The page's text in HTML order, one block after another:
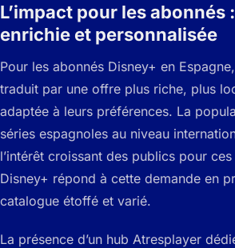
L’impact pour les abonnés
enrichie et personnalisée
Pour les abonnés Disney+ en
traduit par une offre plus riche, plus
adaptée à leurs préférences. La
séries espagnoles au niveau
l’intérêt croissant des publics pour
Disney+ répond à cette demande en
catalogue étoffé et varié.
La présence d’un hub Atresplayer